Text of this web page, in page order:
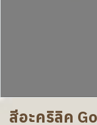
สีอะคริลิค